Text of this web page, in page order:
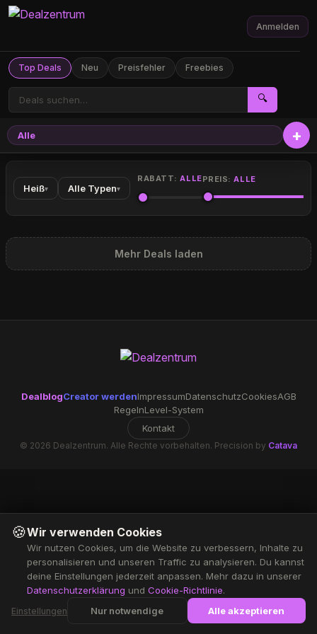
Top Deals Neu Preisfehler Freebies
🔍
Anmelden
Alle
Heiß▾ Alle Typen▾
RABATT:ALLEPREIS:ALLE
Mehr Deals laden
DealblogCreator werdenImpressumDatenschutzCookiesAGB
RegelnLevel-System
Kontakt
© 2026 Dealzentrum. Alle Rechte vorbehalten. Precision by Catava
🍪Wir verwenden Cookies
Wir nutzen Cookies, um die Website zu verbessern, Inhalte zu
personalisieren und unseren Traffic zu analysieren. Du kannst
deine Einstellungen jederzeit anpassen. Mehr dazu in unserer
Datenschutzerklärung und Cookie-Richtlinie.
Einstellungen Nur notwendige Alle akzeptieren